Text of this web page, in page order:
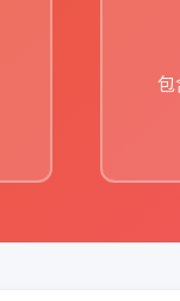
包